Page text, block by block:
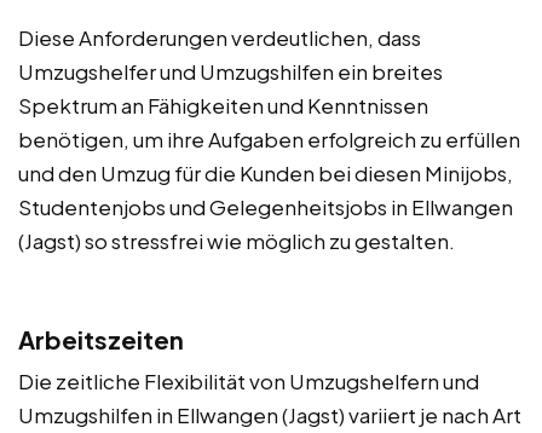
Diese Anforderungen verdeutlichen, dass
Umzugshelfer und Umzugshilfen ein breites
Spektrum an Fähigkeiten und Kenntnissen
benötigen, um ihre Aufgaben erfolgreich zu erfüllen
und den Umzug für die Kunden bei diesen Minijobs,
Studentenjobs und Gelegenheitsjobs in Ellwangen
(Jagst) so stressfrei wie möglich zu gestalten.
Arbeitszeiten
Die zeitliche Flexibilität von Umzugshelfern und
Umzugshilfen in Ellwangen (Jagst) variiert je nach Art